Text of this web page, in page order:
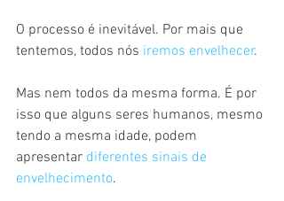
O processo é inevitável. Por mais que
tentemos, todos nós iremos envelhecer.
Mas nem todos da mesma forma. É por
isso que alguns seres humanos, mesmo
tendo a mesma idade, podem
apresentar diferentes sinais de
envelhecimento.